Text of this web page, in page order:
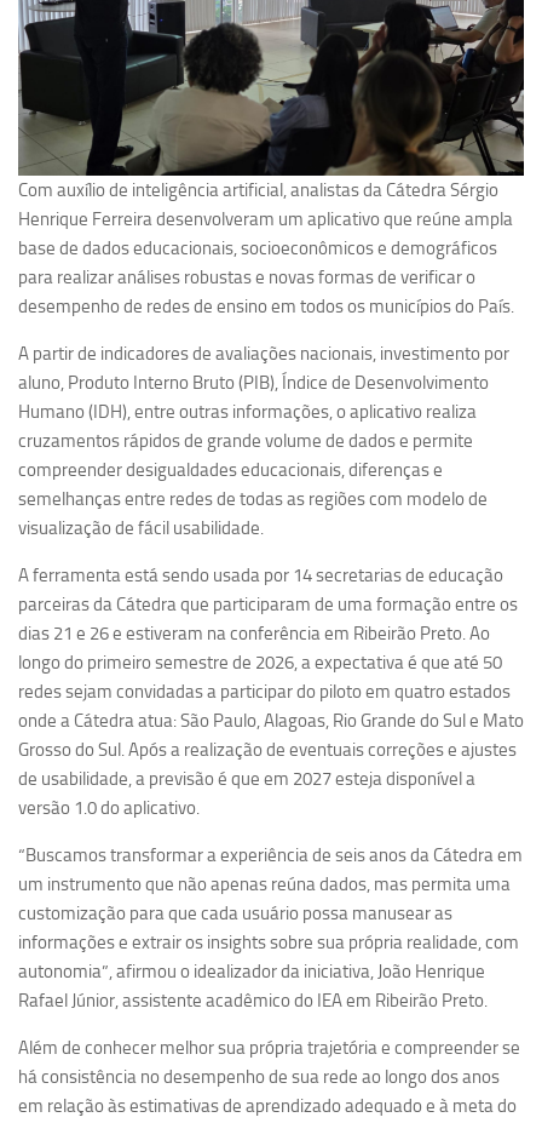
Com auxílio de inteligência artificial, analistas da Cátedra Sérgio
Henrique Ferreira desenvolveram um aplicativo que reúne ampla
base de dados educacionais, socioeconômicos e demográficos
para realizar análises robustas e novas formas de verificar o
desempenho de redes de ensino em todos os municípios do País.
A partir de indicadores de avaliações nacionais, investimento por
aluno, Produto Interno Bruto (PIB), Índice de Desenvolvimento
Humano (IDH), entre outras informações, o aplicativo realiza
cruzamentos rápidos de grande volume de dados e permite
compreender desigualdades educacionais, diferenças e
semelhanças entre redes de todas as regiões com modelo de
visualização de fácil usabilidade.
A ferramenta está sendo usada por 14 secretarias de educação
parceiras da Cátedra que participaram de uma formação entre os
dias 21 e 26 e estiveram na conferência em Ribeirão Preto. Ao
longo do primeiro semestre de 2026, a expectativa é que até 50
redes sejam convidadas a participar do piloto em quatro estados
onde a Cátedra atua: São Paulo, Alagoas, Rio Grande do Sul e Mato
Grosso do Sul. Após a realização de eventuais correções e ajustes
de usabilidade, a previsão é que em 2027 esteja disponível a
versão 1.0 do aplicativo.
“Buscamos transformar a experiência de seis anos da Cátedra em
um instrumento que não apenas reúna dados, mas permita uma
customização para que cada usuário possa manusear as
informações e extrair os insights sobre sua própria realidade, com
autonomia”, afirmou o idealizador da iniciativa, João Henrique
Rafael Júnior, assistente acadêmico do IEA em Ribeirão Preto.
Além de conhecer melhor sua própria trajetória e compreender se
há consistência no desempenho de sua rede ao longo dos anos
em relação às estimativas de aprendizado adequado e à meta do